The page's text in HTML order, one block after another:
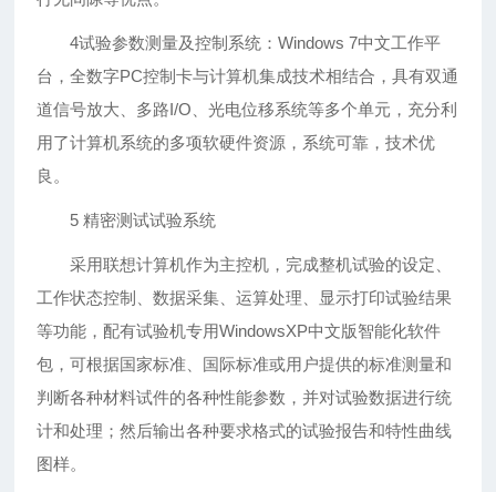
4试验参数测量及控制系统：Windows 7中文工作平
台，全数字PC控制卡与计算机集成技术相结合，具有双通
道信号放大、多路I/O、光电位移系统等多个单元，充分利
用了计算机系统的多项软硬件资源，系统可靠，技术优
良。
5 精密测试试验系统
采用联想计算机作为主控机，完成整机试验的设定、
工作状态控制、数据采集、运算处理、显示打印试验结果
等功能，配有试验机专用WindowsXP中文版智能化软件
包，可根据国家标准、国际标准或用户提供的标准测量和
判断各种材料试件的各种性能参数，并对试验数据进行统
计和处理；然后输出各种要求格式的试验报告和特性曲线
图样。